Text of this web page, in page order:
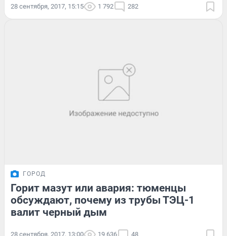
28 сентября, 2017, 15:15 1 792 282
ГОРОД
Горит мазут или авария: тюменцы
обсуждают, почему из трубы ТЭЦ-1
валит черный дым
28 сентября, 2017, 13:00 19 636 48